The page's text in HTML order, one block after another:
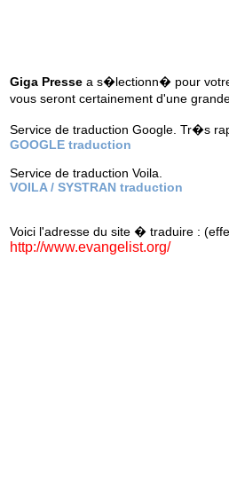
Giga Presse a s�lectionn� pour votre
vous seront certainement d'une
Service de traduction Google. Tr�s
GOOGLE traduction
Service de traduction Voila.
VOILA / SYSTRAN traduction
Voici l'adresse du site � traduire :
http://www.evangelist.org/